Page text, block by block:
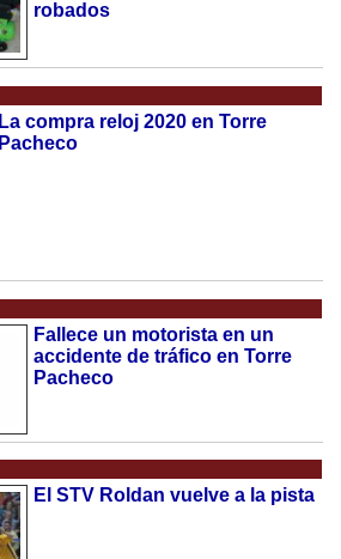
robados
La compra reloj 2020 en Torre
Pacheco
Fallece un motorista en un
accidente de tráfico en Torre
Pacheco
El STV Roldan vuelve a la pista